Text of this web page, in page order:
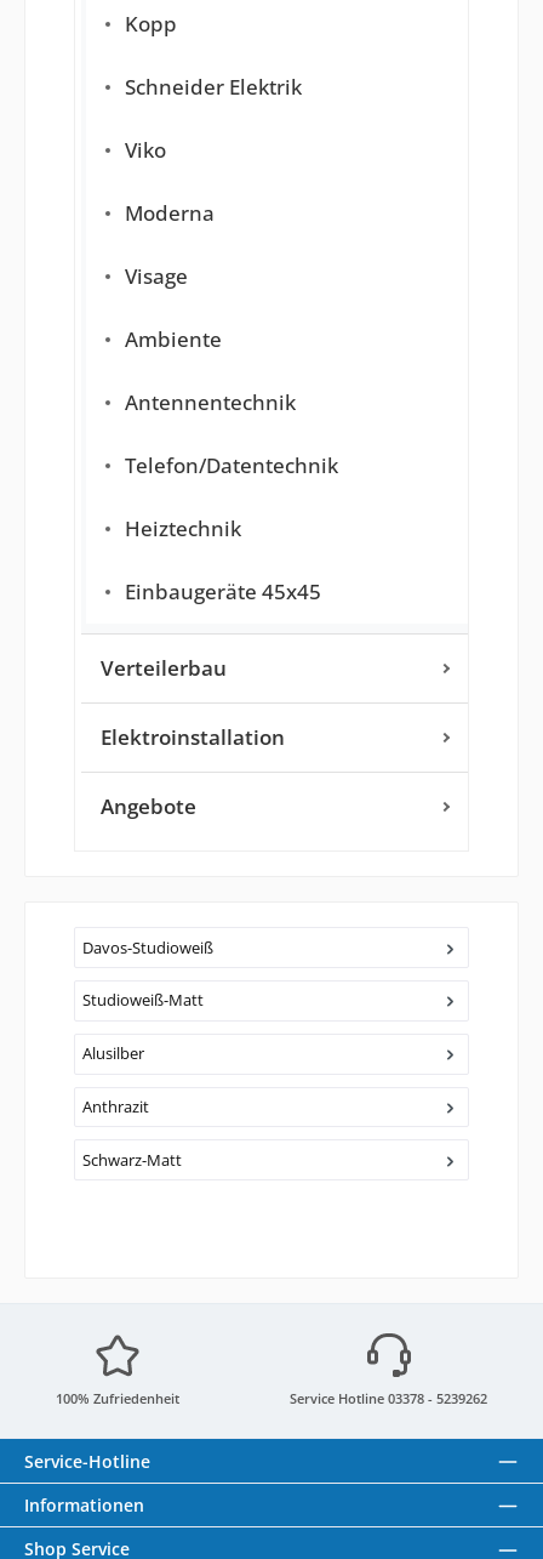
Kopp
Schneider Elektrik
Viko
Moderna
Visage
Ambiente
Antennentechnik
Telefon/Datentechnik
Heiztechnik
Einbaugeräte 45x45
Verteilerbau
Elektroinstallation
Angebote
Davos-Studioweiß
Studioweiß-Matt
Alusilber
Anthrazit
Schwarz-Matt
100% Zufriedenheit Service Hotline 03378 - 5239262
Service-Hotline
Informationen
Shop Service